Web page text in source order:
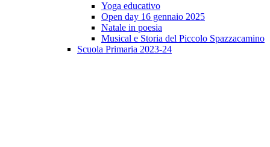
Yoga educativo
Open day 16 gennaio 2025
Natale in poesia
Musical e Storia del Piccolo Spazzacamino
Scuola Primaria 2023-24